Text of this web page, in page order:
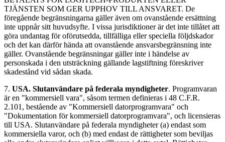
TJÄNSTEN SOM GER UPPHOV TILL ANSVARET. De
föregående begränsningarna gäller även om ovanstående ersättning
inte uppnår sitt huvudsyfte. I vissa jurisdiktioner är det inte tillåtet att
göra undantag för oförutsedda, tillfälliga eller speciella följdskador
och det kan därför hända att ovanstående ansvarsbegränsning inte
gäller. Ovanstående begränsningar gäller inte i händelse av
personskada i den utsträckning gällande lagstiftning föreskriver
skadestånd vid sådan skada.
7. USA. Slutanvändare på federala myndigheter. Programvaran
är en "kommersiell vara", såsom termen definieras i 48 C.F.R.
2.101, bestående av "Kommersiell datorprogramvara" och
"Dokumentation för kommersiell datorprogramvara", och licensieras
till USA. Slutanvändare på federala myndigheter (a) endast som
kommersiella varor, och (b) med endast de rättigheter som beviljas